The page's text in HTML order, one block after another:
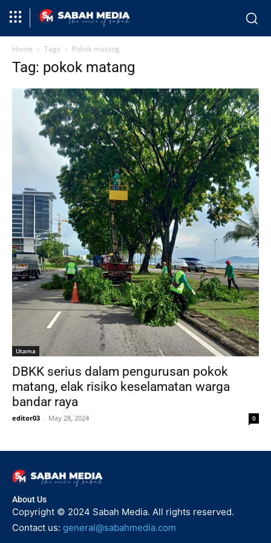
Home Tags Pokok matang
Tag: pokok matang
Utama
DBKK serius dalam pengurusan pokok
matang, elak risiko keselamatan warga
bandar raya
editor03 - May 28, 2024 0
About Us
Copyright © 2024 Sabah Media. All rights reserved.
Contact us: general@sabahmedia.com